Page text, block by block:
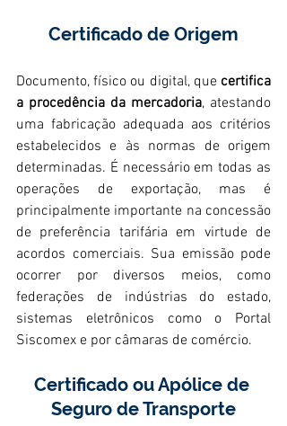
Certificado de Origem
Documento, físico ou digital, que certifica
a procedência da mercadoria, atestando
uma fabricação adequada aos critérios
estabelecidos e às normas de origem
determinadas. É necessário em todas as
operações de exportação, mas é
principalmente importante na concessão
de preferência tarifária em virtude de
acordos comerciais. Sua emissão pode
ocorrer por diversos meios, como
federações de indústrias do estado,
sistemas eletrônicos como o Portal
Siscomex e por câmaras de comércio.
Certificado ou Apólice de
Seguro de Transporte